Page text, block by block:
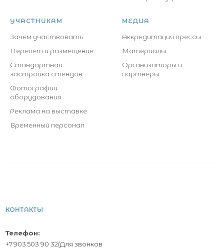
УЧАСТНИКАМ
Зачем участвовать
Перелет и размещение
Стандартная
застройка стендов
Фотографии
оборудования
Реклама на выставке
Временный персонал
МЕДИА
Аккредитация прессы
Материалы
Организаторы и
партнеры
КОНТАКТЫ
Телефон:
+7 903 503 90 32(Для звонков